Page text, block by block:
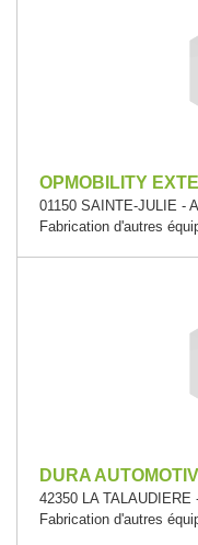
OPMOBILITY
01150 SAINTE-JULIE -
Fabrication d'autres
DURA
42350 LA TALAUDIERE
Fabrication d'autres